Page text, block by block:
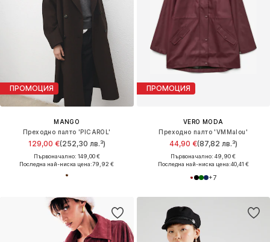
ПРОМОЦИЯ
MANGO
Преходно палто 'PICAROL'
129,00 €(252,30 лв.³)
Първоначално: 149,00 €
Последна най-ниска цена:79,92 €
ПРОМОЦИЯ
VERO MODA
Преходно палто 'VMMalou'
44,90 €(87,82 лв.³)
Първоначално: 49,90 €
Последна най-ниска цена:40,41 €
+7